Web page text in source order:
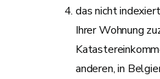
das nicht
Ihrer Wohnung
anderen, in